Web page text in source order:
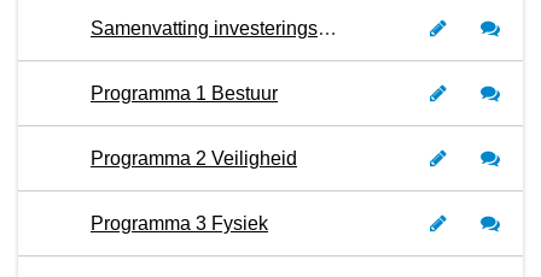
Samenvatting investeringsplanning
Programma 1 Bestuur
Programma 2 Veiligheid
Programma 3 Fysiek